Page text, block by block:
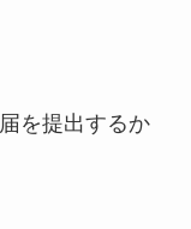
を提出するか